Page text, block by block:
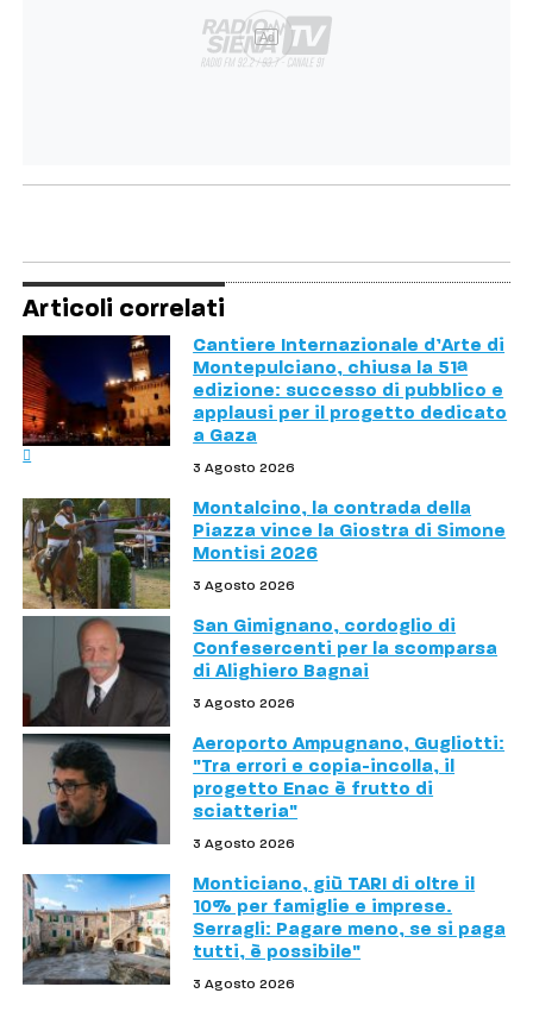
Ad
Articoli correlati
Cantiere Internazionale d’Arte di
Montepulciano, chiusa la 51ª
edizione: successo di pubblico e
applausi per il progetto dedicato
a Gaza
3 Agosto 2026
Montalcino, la contrada della
Piazza vince la Giostra di Simone
Montisi 2026
3 Agosto 2026
San Gimignano, cordoglio di
Confesercenti per la scomparsa
di Alighiero Bagnai
3 Agosto 2026
Aeroporto Ampugnano, Gugliotti:
"Tra errori e copia-incolla, il
progetto Enac è frutto di
sciatteria"
3 Agosto 2026
Monticiano, giù TARI di oltre il
10% per famiglie e imprese.
Serragli: Pagare meno, se si paga
tutti, è possibile"
3 Agosto 2026